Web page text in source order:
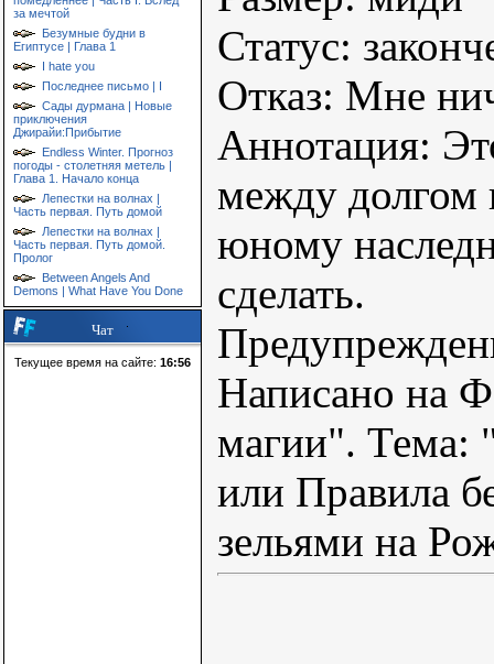
за мечтой
Безумные будни в
Египтусе | Глава 1
I hate you
Последнее письмо | I
Сады дурмана | Новые
приключения
Джирайи:Прибытие
Endless Winter. Прогноз
погоды - столетняя метель |
Глава 1. Начало конца
Лепестки на волнах |
Часть первая. Путь домой
Лепестки на волнах |
Часть первая. Путь домой.
Пролог
Between Angels And
Demons | What Have You Done
Чат
Текущее время на сайте: 16:56
Статус:
Отказ: Мне
Аннотация:
между долгом
юному
сделать.
Написано на
магии". Тема:
или Правила
зельями на